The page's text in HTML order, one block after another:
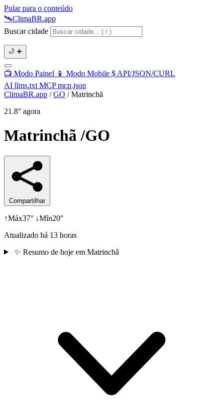
Pular para o conteúdo
🛰️ClimaBR.app
Buscar cidade
🌙 ☀️
📺 Modo Painel 📱 Modo Mobile $ API/JSON/CURL
AI llms.txt MCPmcp.json
ClimaBR.app / GO / Matrinchã
21.8° agora
Matrinchã/GO
Compartilhar
↑Máx37° ↓Mín20°
Atualizado há 13 horas
✨ Resumo de hoje em Matrinchã